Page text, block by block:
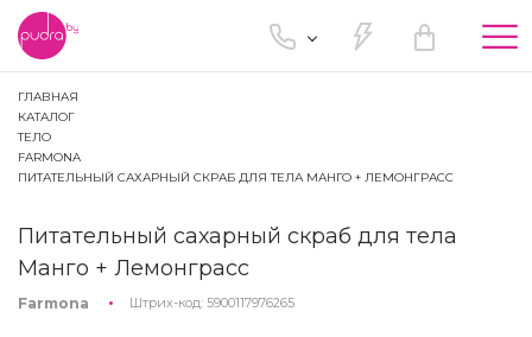
ГЛАВНАЯ
КАТАЛОГ
ТЕЛО
FARMONA
ПИТАТЕЛЬНЫЙ САХАРНЫЙ СКРАБ ДЛЯ ТЕЛА МАНГО + ЛЕМОНГРАСС
Питательный сахарный скраб для тела
Манго + Лемонграсс
Farmona Штрих-код: 5900117976265